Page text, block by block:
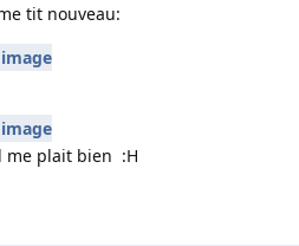
tit nouveau:
me plait bien :H